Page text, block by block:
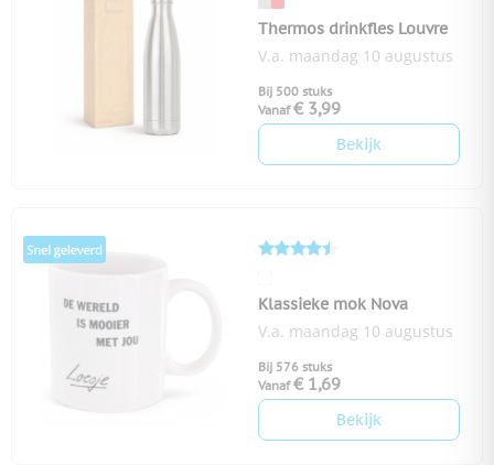
Thermos drinkfles Louvre
V.a. maandag 10 augustus
Bij 500 stuks
Vanaf € 3,99
Bekijk
Klassieke mok Nova
V.a. maandag 10 augustus
Bij 576 stuks
Vanaf € 1,69
Bekijk